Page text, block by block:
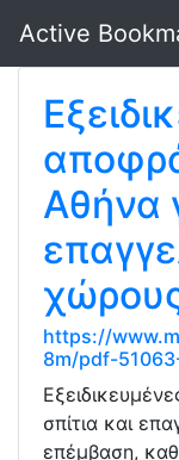
Active
Αθήνα
https://
8m/pdf-
σπίτια και
επέμβαση,